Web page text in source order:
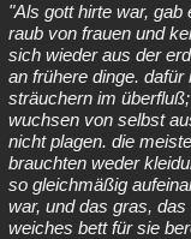
"Als gott hirte war,
raub von frauen und
sich wieder aus der
an frühere dinge.
sträuchern im
wuchsen von selbst
nicht plagen. die
brauchten weder
so gleichmäßig
war, und das gras,
weiches bett für sie